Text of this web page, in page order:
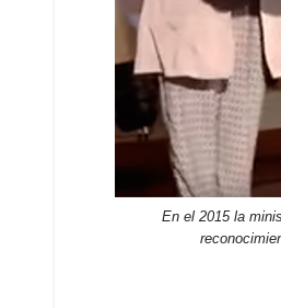
En el 2015 la